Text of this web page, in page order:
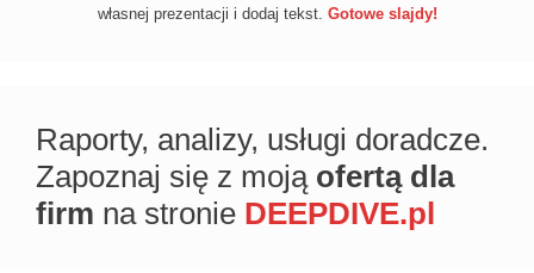
własnej prezentacji i dodaj tekst. Gotowe slajdy!
Raporty, analizy, usługi doradcze.
Zapoznaj się z mojąofertą dla
firm na stronie DEEPDIVE.pl